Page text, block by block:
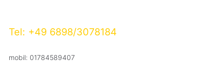
Tel: +49 6898/3078184
mobil: 01784589407